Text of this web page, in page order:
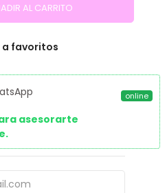
AL CARRITO
a favoritos
asesorarte
online